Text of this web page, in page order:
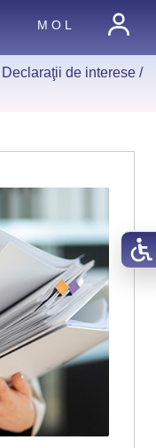
M O L
Declaraţii de interese/